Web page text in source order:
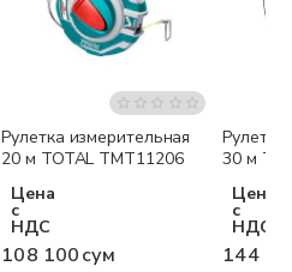
Рулетка измерительная
20 м TOTAL TMT11206
Цена
с
НДС
108 100 сум
30 м
Цена
с
НДС
144